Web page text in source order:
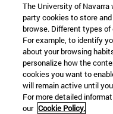
The University of
party cookies to store
browse. Different types
For example, to identify
about your browsing
personalize how the
cookies you want to
will remain active until
For more detailed
our Cookie Policy.